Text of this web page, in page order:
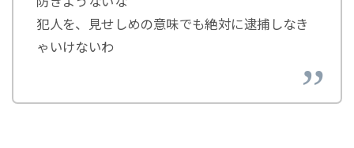
犯人を、見せしめの意味でも絶対に逮捕しなき
ゃいけないわ